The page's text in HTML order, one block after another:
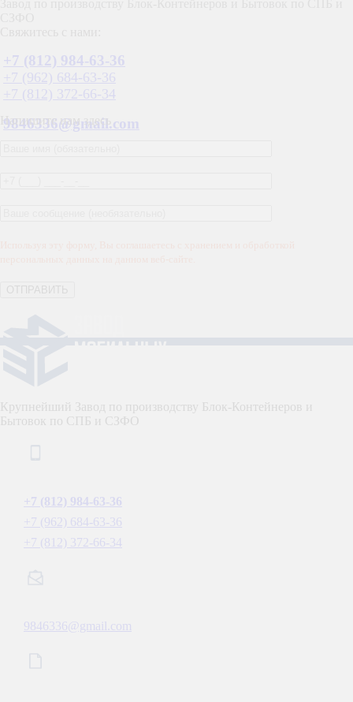
+7 (812) 984-63-36
+7 (962) 684-63-36
+7 (812) 372-66-34
9846336@gmail.com
Напишите нам здесь
Крупнейший Завод по производству Блок-Контейнеров и
Бытовок по СПБ и СЗФО
+7 (812) 984-63-36
+7 (962) 684-63-36
+7 (812) 372-66-34
9846336@gmail.com